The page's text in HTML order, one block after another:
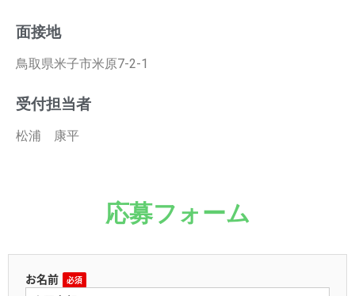
面接地
鳥取県米子市米原7-2-1
受付担当者
松浦 康平
応募フォーム
お名前 必須